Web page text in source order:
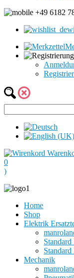
+49 6182
0
)
Home
Shop
Elektrik
Mechanik